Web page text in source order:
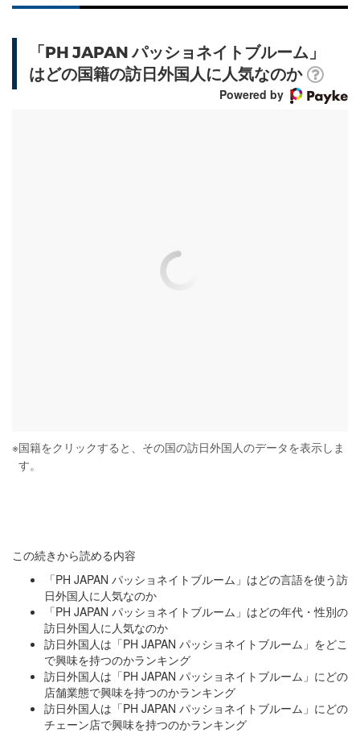
「PH JAPAN パッショネイトブルーム」
はどの国籍の訪日外国人に人気なのか
Powered by
※国籍をクリックすると、その国の訪日外国人のデータを表示しま
す。
この続きから読める内容
「PH JAPAN パッショネイトブルーム」はどの言語を使う訪
日外国人に人気なのか
「PH JAPAN パッショネイトブルーム」はどの年代・性別の
訪日外国人に人気なのか
訪日外国人は「PH JAPAN パッショネイトブルーム」をどこ
で興味を持つのかランキング
訪日外国人は「PH JAPAN パッショネイトブルーム」にどの
店舗業態で興味を持つのかランキング
訪日外国人は「PH JAPAN パッショネイトブルーム」にどの
チェーン店で興味を持つのかランキング